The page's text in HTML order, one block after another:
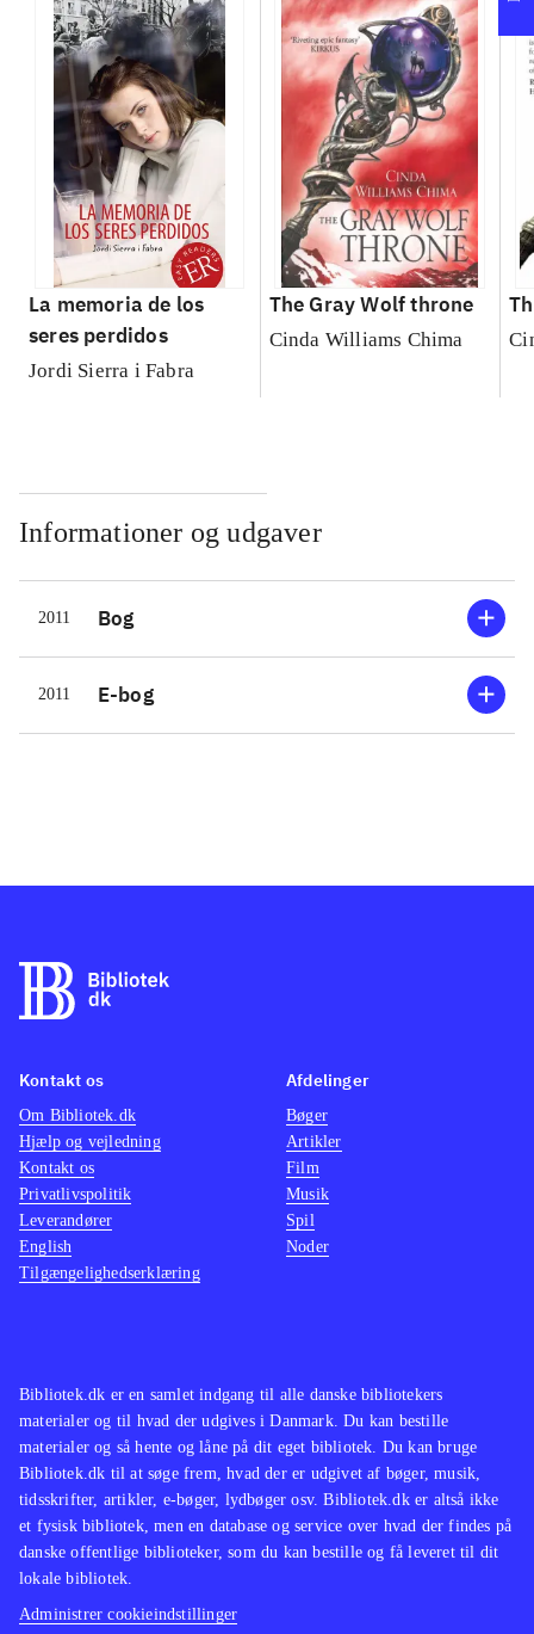
La memoria de los
seres perdidos
Jordi Sierra i Fabra
The Gray Wolf throne
Cinda Williams Chima
Informationer og udgaver
2011 Bog
2011 E-bog
Bibliotek.dk er en samlet indgang til alle danske bibliotekers
materialer og til hvad der udgives i Danmark. Du kan bestille
materialer og så hente og låne på dit eget bibliotek. Du kan bruge
Bibliotek.dk til at søge frem, hvad der er udgivet af bøger, musik,
tidsskrifter, artikler, e-bøger, lydbøger osv. Bibliotek.dk er altså ikke
et fysisk bibliotek, men en database og service over hvad der findes på
danske offentlige biblioteker, som du kan bestille og få leveret til dit
lokale bibliotek.
Administrer cookieindstillinger
Kontakt os
Om Bibliotek.dk
Hjælp og vejledning
Kontakt os
Privatlivspolitik
Leverandører
English
Tilgængelighedserklæring
Afdelinger
Bøger
Artikler
Film
Musik
Spil
Noder